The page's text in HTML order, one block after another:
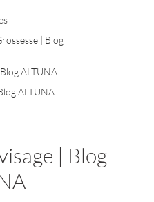
| Blog
ALTUNA
ALTUNA
| Blog